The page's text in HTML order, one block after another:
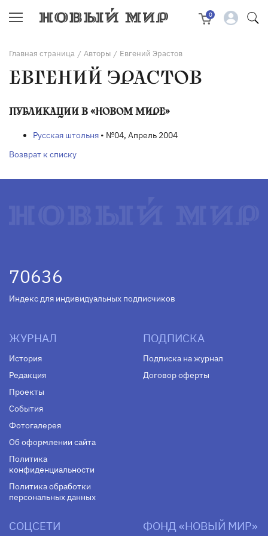
0
Главная страница / Авторы / Евгений Эрастов
ЕВГЕНИЙ ЭРАСТОВ
ПУБЛИКАЦИИ В «НОВОМ МИРЕ»
Русская штольня • №04, Апрель 2004
Возврат к списку
70636
Индекс для индивидуальных подписчиков
ЖУРНАЛ
История
Редакция
Проекты
События
Фотогалерея
Об оформлении сайта
Политика
конфиденциальности
Политика обработки
персональных данных
ПОДПИСКА
Подписка на журнал
Договор оферты
СОЦСЕТИ ФОНД «НОВЫЙ МИР»